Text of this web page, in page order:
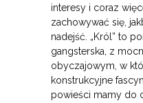
interesy i coraz
zachowywać się,
nadejść. „Król” to
gangsterska, z
obyczajowym, w
konstrukcyjne
powieści mamy do